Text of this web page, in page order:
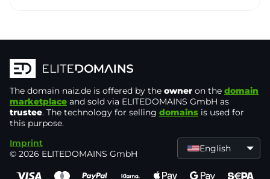
The domain naiz.de is offered by the owner on the domain
marketplace and sold via ELITEDOMAINS GmbH as
trustee. The technology for selling domains is used for
this purpose.
Imprint
© 2026 ELITEDOMAINS GmbH
English